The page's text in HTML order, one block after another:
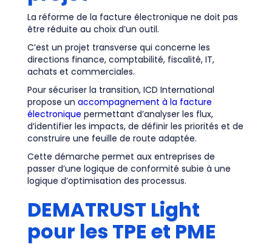
La réforme de la facture électronique ne doit pas
être réduite au choix d’un outil.
C’est un projet transverse qui concerne les
directions finance, comptabilité, fiscalité, IT,
achats et commerciales.
Pour sécuriser la transition, ICD International
propose un accompagnement à la facture
électronique permettant d’analyser les flux,
d’identifier les impacts, de définir les priorités et de
construire une feuille de route adaptée.
Cette démarche permet aux entreprises de
passer d’une logique de conformité subie à une
logique d’optimisation des processus.
DEMATRUST Light
pour les TPE et PME